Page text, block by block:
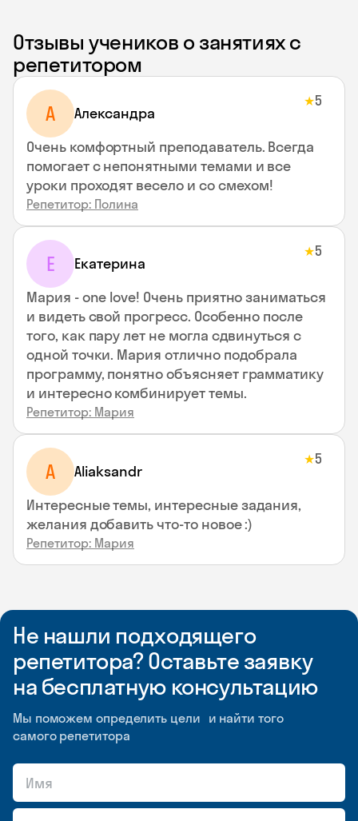
Отзывы учеников о занятиях с
репетитором
A Aлександра
★5
Очень комфортный преподаватель. Всегда
помогает с непонятными темами и все
уроки проходят весело и со смехом!
Репетитор: Полина
Е Екатерина
★5
Мария - one love! Очень приятно заниматься
и видеть свой прогресс. Особенно после
того, как пару лет не могла сдвинуться с
одной точки. Мария отлично подобрала
программу, понятно объясняет грамматику
и интересно комбинирует темы.
Репетитор: Мария
A Aliaksandr
★5
Интересные темы, интересные задания,
желания добавить что-то новое :)
Репетитор: Мария
Не нашли подходящего
репетитора? Оставьте заявку
на бесплатную консультацию
Мы поможем определить цели и найти того
самого репетитора